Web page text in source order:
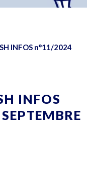
INFOS n°11/2024
INFOS